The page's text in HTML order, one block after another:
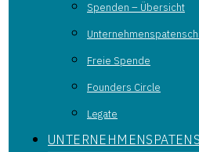
Spenden – Übersicht
Freie Spende
Founders Circle
Legate